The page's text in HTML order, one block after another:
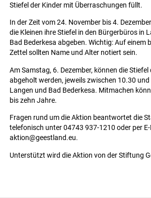
Stiefel der Kinder mit Überraschungen füllt.
In der Zeit vom 24. November bis 4.
die Kleinen ihre Stiefel in den Bürgerbüros in
Bad Bederkesa abgeben. Wichtig: Auf einem
Zettel sollten Name und Alter notiert sein.
Am Samstag, 6. Dezember, können die
abgeholt werden, jeweils zwischen 10.30 und
Langen und Bad Bederkesa. Mitmachen
bis zehn Jahre.
Fragen rund um die Aktion beantwortet die
telefonisch unter 04743 937-1210 oder per
aktion@geestland.eu.
Unterstützt wird die Aktion von der Stiftung